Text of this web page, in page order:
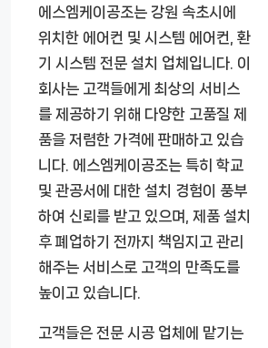
에스엠케이공조는 강원 속초시에
위치한 에어컨 및 시스템 에어컨, 환
기 시스템 전문 설치 업체입니다. 이
회사는 고객들에게 최상의 서비스
를 제공하기 위해 다양한 고품질 제
품을 저렴한 가격에 판매하고 있습
니다. 에스엠케이공조는 특히 학교
및 관공서에 대한 설치 경험이 풍부
하여 신뢰를 받고 있으며, 제품 설치
후 폐업하기 전까지 책임지고 관리
해주는 서비스로 고객의 만족도를
높이고 있습니다.
고객들은 전문 시공 업체에 맡기는